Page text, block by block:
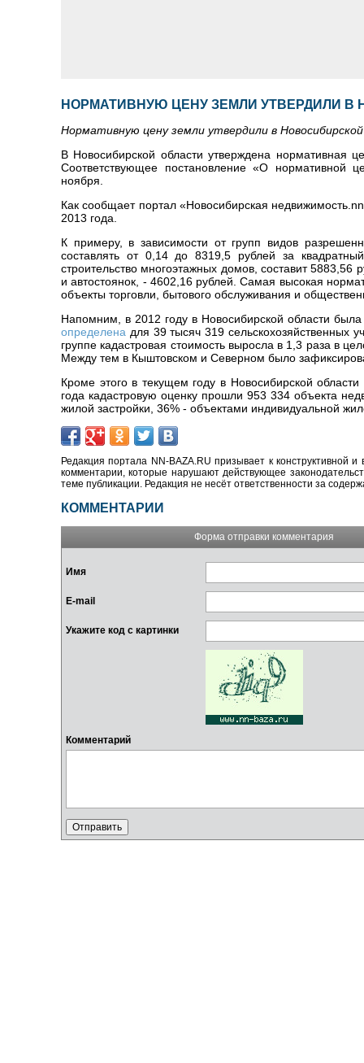
НОРМАТИВНУЮ ЦЕНУ ЗЕМЛИ УТВЕРДИЛИ
Нормативную цену земли утвердили в
В Новосибирской области утверждена нормативная
Соответствующее постановление «О нормативной
ноября.
Как сообщает портал «Новосибирская
2013 года.
К примеру, в зависимости от групп видов
составлять от 0,14 до 8319,5 рублей за
строительство многоэтажных домов, составит 5883,56
и автостоянок, - 4602,16 рублей. Самая высокая
объекты торговли, бытового обслуживания и
Напомним, в 2012 году в Новосибирской области
определена для 39 тысяч 319 сельскохозяйственных
группе кадастровая стоимость выросла в 1,3 раза в
Между тем в Кыштовском и Северном было
Кроме этого в текущем году вНовосибирской
года кадастровую оценку прошли 953 334 объекта
жилой застройки, 36% - объектами индивидуальной
Редакция портала NN-BAZA.RU призывает к конструктивной
комментарии, которые нарушают действующее
теме публикации. Редакция не несёт ответственности за
КОММЕНТАРИИ
Форма отправки комментария
Имя
E-mail
Укажите код с картинки
Комментарий